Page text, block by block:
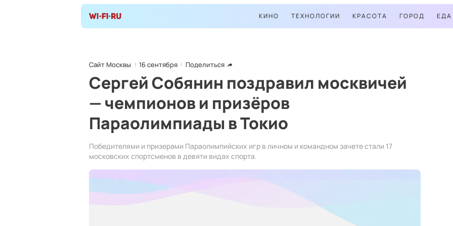
КИНО ТЕХНОЛОГИИ КРАСОТА ГОРОД ЕДА
Сайт Москвы 16 сентября Поделиться
Сергей Собянин поздравил москвичей
— чемпионов и призёров
Параолимпиады в Токио
Победителями и призерами Параолимпийских игр в личном и командном зачете стали 17
московских спортсменов в девяти видах спорта.